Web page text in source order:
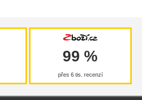
99 %
přes 6 tis. recenzí